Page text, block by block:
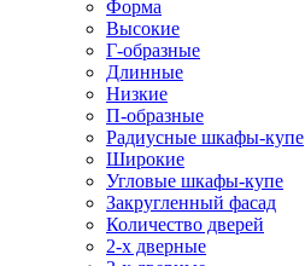
Форма
Высокие
Г-образные
Длинные
Низкие
П-образные
Радиусные шкафы-купе
Широкие
Угловые шкафы-купе
Закругленный фасад
Количество дверей
2-х дверные